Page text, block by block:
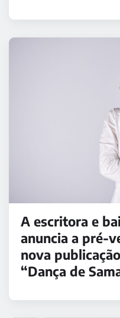
A escritora e
anuncia a pré-
nova
“Dança de